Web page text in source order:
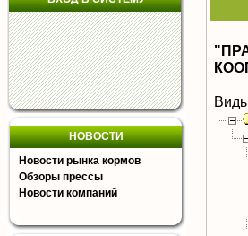
НОВОСТИ
Новости рынка кормов
Обзоры прессы
Новости компаний